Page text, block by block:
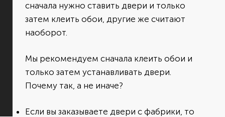
сначала нужно ставить двери и только
затем клеить обои, другие же считают
наоборот.
Мы рекомендуем сначала клеить обои и
только затем устанавливать двери.
Почему так, а не иначе?
Если вы заказываете двери с фабрики, то